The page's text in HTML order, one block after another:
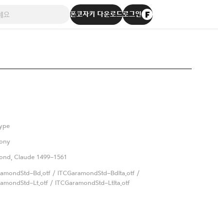
폰코자키 다운로드로그인
Claude 1499-1561
Bd.otf / ITCGaramondStd-BdIta.otf /
Lt.otf / ITCGaramondStd-LtIta.otf